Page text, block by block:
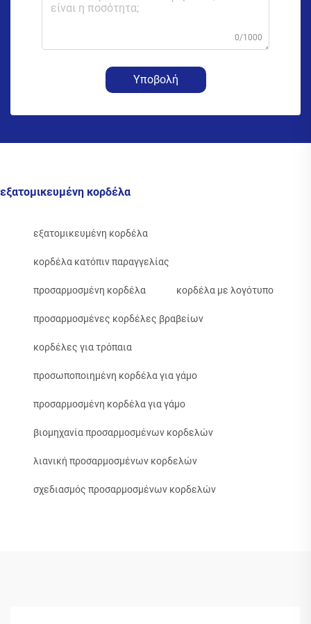
0/1000
Υποβολή
εξατομικευμένη κορδέλα
εξατομικευμένη κορδέλα
κορδέλα κατόπιν παραγγελίας
προσαρμοσμένη κορδέλα κορδέλα με λογότυπο
προσαρμοσμένες κορδέλες βραβείων
κορδέλες για τρόπαια
προσωποποιημένη κορδέλα για γάμο
προσαρμοσμένη κορδέλα για γάμο
βιομηχανία προσαρμοσμένων κορδελών
λιανική προσαρμοσμένων κορδελών
σχεδιασμός προσαρμοσμένων κορδελών